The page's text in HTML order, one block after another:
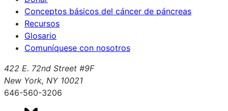
Conceptos básicos del cáncer de páncreas
Recursos
Glosario
Comuníquese con nosotros
422 E. 72nd Street #9F
New York, NY 10021
646-560-3206